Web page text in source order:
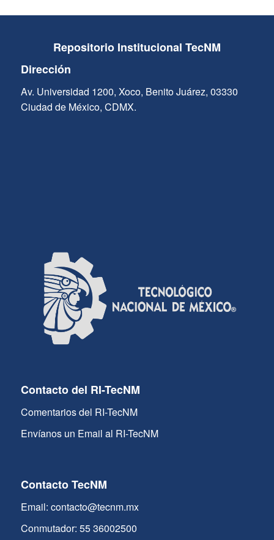
Repositorio Institucional TecNM
Dirección
Av. Universidad 1200, Xoco, Benito Juárez, 03330
Ciudad de México, CDMX.
Contacto del RI-TecNM
Comentarios del RI-TecNM
Envíanos un Email al RI-TecNM
Contacto TecNM
Email: contacto@tecnm.mx
Conmutador: 55 36002500